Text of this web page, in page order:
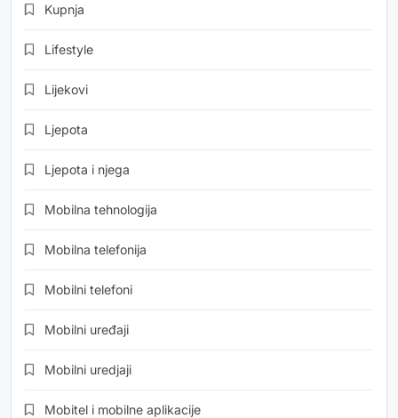
Kupnja
Lifestyle
Lijekovi
Ljepota
Ljepota i njega
Mobilna tehnologija
Mobilna telefonija
Mobilni telefoni
Mobilni uređaji
Mobilni uredjaji
Mobitel i mobilne aplikacije